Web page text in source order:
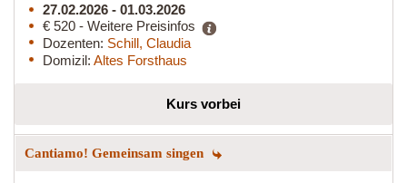
27.02.2026 - 01.03.2026
€ 520 - Weitere Preisinfos
Dozenten: Schill, Claudia
Domizil: Altes Forsthaus
Kurs vorbei
Cantiamo! Gemeinsam singen